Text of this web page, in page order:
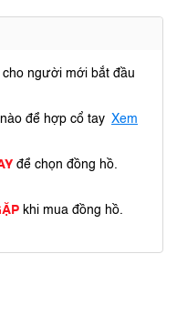
cho người mới bắt đầu
để hợp cổ tay Xem
để chọn đồng hồ.
khi mua đồng hồ.